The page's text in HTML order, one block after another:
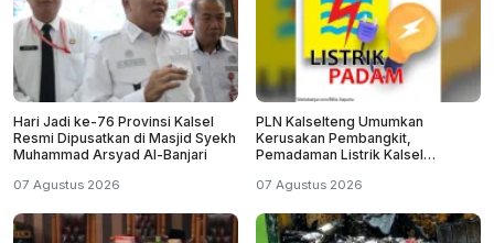
Hari Jadi ke-76 Provinsi Kalsel
Resmi Dipusatkan di Masjid Syekh
Muhammad Arsyad Al-Banjari
07 Agustus 2026
PLN Kalselteng Umumkan
Kerusakan Pembangkit,
Pemadaman Listrik Kalsel
07 Agustus 2026